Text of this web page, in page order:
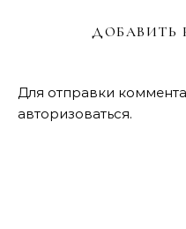
ДОБАВИТЬ
Для отправки
авторизоваться.